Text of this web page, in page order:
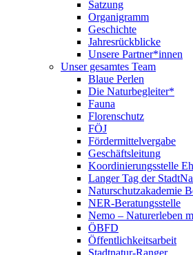
Satzung
Organigramm
Geschichte
Jahresrückblicke
Unsere Partner*innen
Unser gesamtes Team
Blaue Perlen
Die Naturbegleiter*
Fauna
Florenschutz
FÖJ
Fördermittelvergabe
Geschäftsleitung
Koordinierungsstelle
Langer Tag der
Naturschutzakademie
NER-Beratungsstelle
Nemo – Naturerleben
ÖBFD
Öffentlichkeitsarbeit
Stadtnatur-Ranger